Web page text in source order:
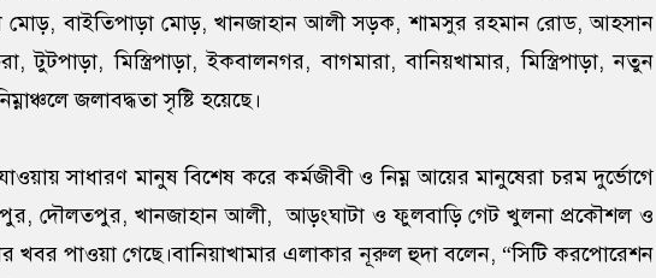
মোড়, বাইতিপাড়া মোড়, খানজাহান আলী সড়ক, শামসুর রহমান রোড, আহসান
টুটপাড়া, মিস্ত্রিপাড়া, ইকবালনগর, বাগমারা, বানিয়খামার, মিস্ত্রিপাড়া, নতুন
জলাবদ্ধতা সৃষ্টি হয়েছে।
সাধারণ মানুষ বিশেষ করে কর্মজীবী ও নিম্ন আয়ের মানুষেরা চরম দুর্ভোগে
দৌলতপুর, খানজাহান আলী, আড়ংঘাটা ও ফুলবাড়ি গেট খুলনা প্রকৌশল ও
খবর পাওয়া গেছে।বানিয়াখামার এলাকার নূরুল হুদা বলেন, “সিটি করপোরেশন